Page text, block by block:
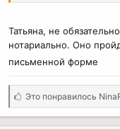
по два свидетельства
собственности.
Татьяна, не
нотариально. Оно
письменной форме
С
и
Это понравилось